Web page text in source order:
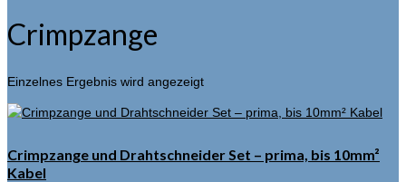
Crimpzange
Einzelnes Ergebnis wird angezeigt
Crimpzange und Drahtschneider Set – prima, bis 10mm²
Kabel